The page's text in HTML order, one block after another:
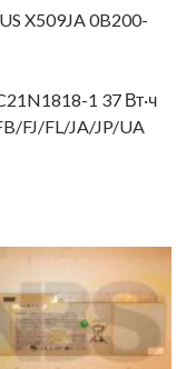
X509JA 0B200-
1 37 Вт·ч
FJ/FL/JA/JP/UA